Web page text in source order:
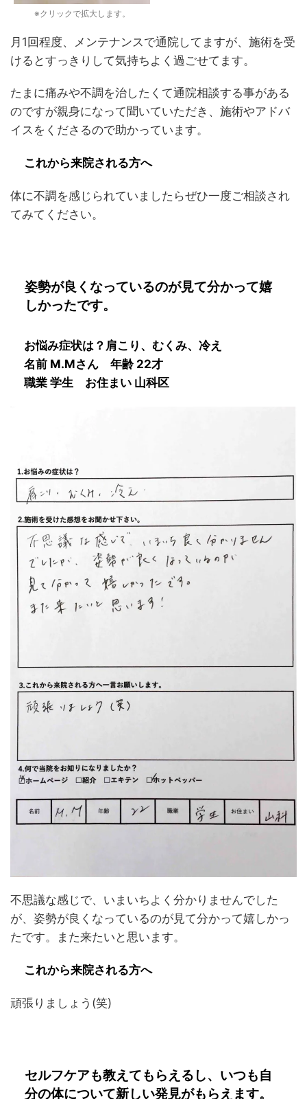
※クリックで拡大します。
月1回程度、メンテナンスで通院してますが、施術を受
けるとすっきりして気持ちよく過ごせてます。
たまに痛みや不調を治したくて通院相談する事がある
のですが親身になって聞いていただき、施術やアドバ
イスをくださるので助かっています。
これから来院される方へ
体に不調を感じられていましたらぜひ一度ご相談され
てみてください。
姿勢が良くなっているのが見て分かって嬉
しかったです。
お悩み症状は？ 肩こり、むくみ、冷え
名前 M.Mさん 年齢 22才
職業 学生 お住まい 山科区
不思議な感じで、いまいちよく分かりませんでした
が、姿勢が良くなっているのが見て分かって嬉しかっ
たです。また来たいと思います。
これから来院される方へ
頑張りましょう(笑)
セルフケアも教えてもらえるし、いつも自
分の体について新しい発見がもらえます。